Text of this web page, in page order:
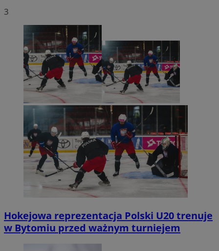
3
Hokejowa reprezentacja Polski U20 trenuje
w Bytomiu przed ważnym turniejem